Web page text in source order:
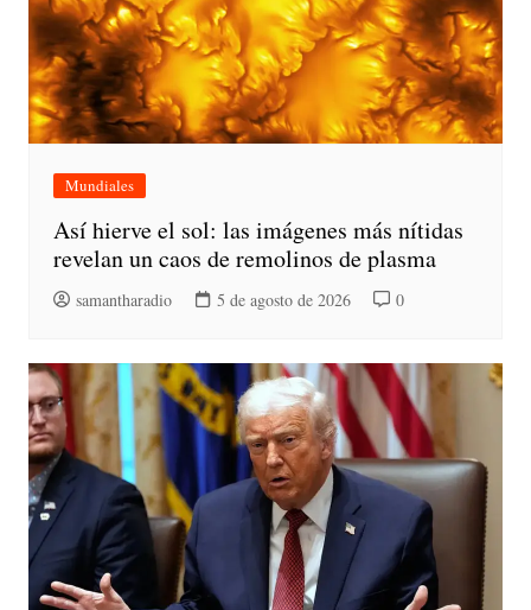
Mundiales
Así hierve el sol: las imágenes más nítidas
revelan un caos de remolinos de plasma
samantharadio 5 de agosto de 2026 0